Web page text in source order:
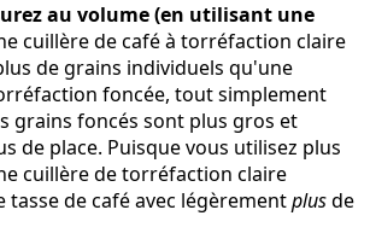
au volume (en utilisant une
cuillère de café à torréfaction claire
de grains individuels qu'une
foncée, tout simplement
grains foncés sont plus gros et
de place. Puisque vous utilisez plus
cuillère de torréfaction claire
tasse de café avec légèrementplusde